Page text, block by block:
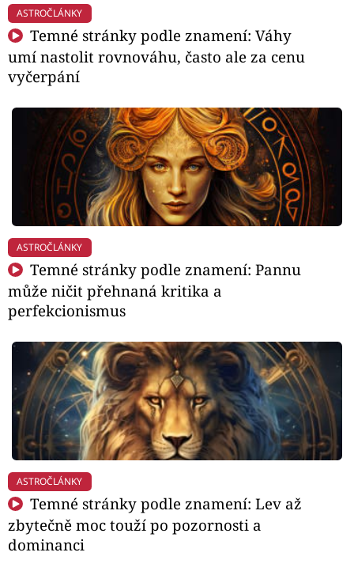
ASTROČLÁNKY
Temné stránky podle znamení: Váhy
umí nastolit rovnováhu, často ale za cenu
vyčerpání
ASTROČLÁNKY
Temné stránky podle znamení: Pannu
může ničit přehnaná kritika a
perfekcionismus
ASTROČLÁNKY
Temné stránky podle znamení: Lev až
zbytečně moc touží po pozornosti a
dominanci